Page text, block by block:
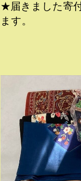
★届きました寄
ます。